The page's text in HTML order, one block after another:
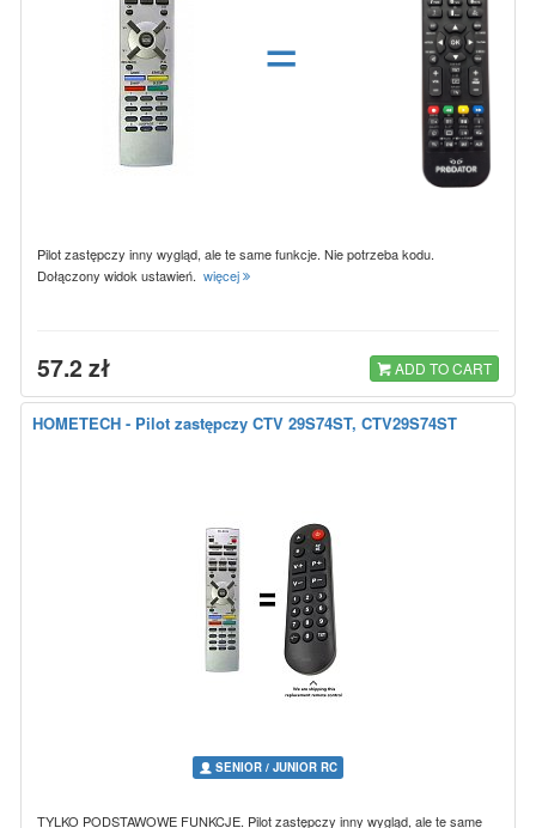
=
Pilot zastępczy inny wygląd, ale te same funkcje. Nie potrzeba kodu.
Dołączony widok ustawień. więcej
57.2 zł ADD TO CART
HOMETECH - Pilot zastępczy CTV 29S74ST, CTV29S74ST
SENIOR / JUNIOR RC
TYLKO PODSTAWOWE FUNKCJE. Pilot zastępczy inny wygląd, ale te same